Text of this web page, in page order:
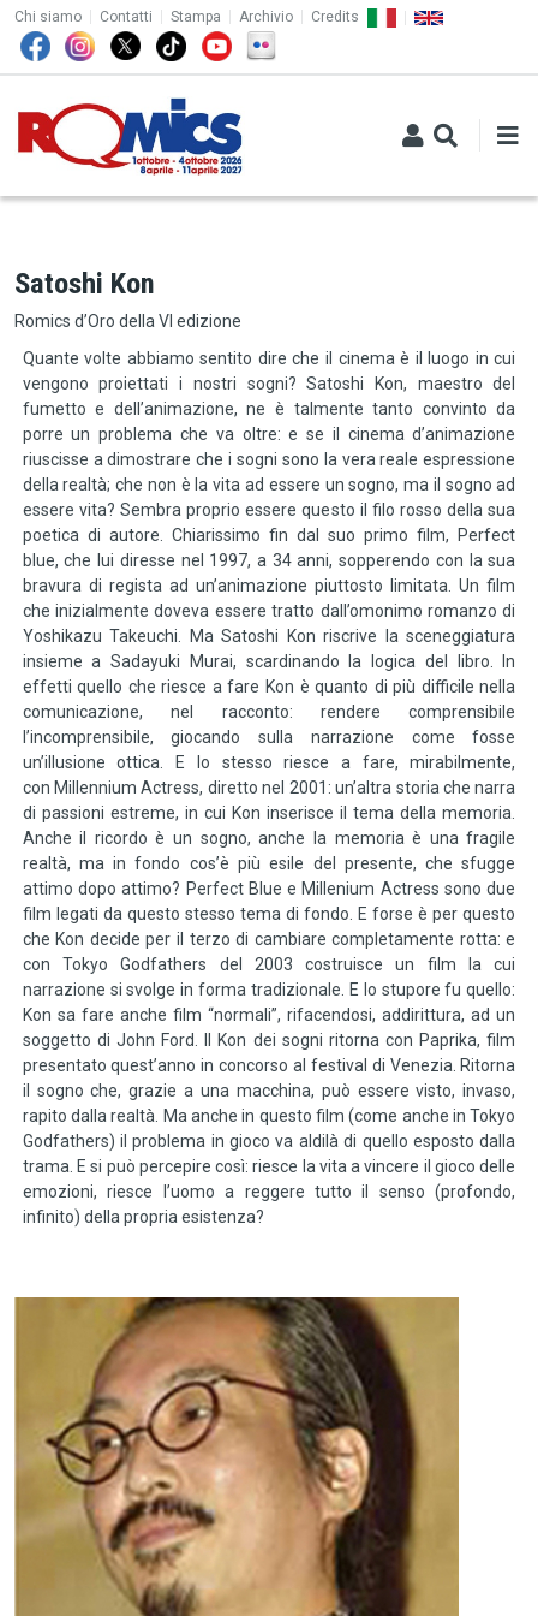
Salta al contenuto principale
TOP MENU
Chi siamo Contatti Stampa Archivio Credits
Satoshi Kon
Romics d’Oro della VI edizione
Quante volte abbiamo sentito dire che il cinema è il luogo in cui
vengono proiettati i nostri sogni? Satoshi Kon, maestro del
fumetto e dell’animazione, ne è talmente tanto convinto da
porre un problema che va oltre: e se il cinema d’animazione
riuscisse a dimostrare che i sogni sono la vera reale espressione
della realtà; che non è la vita ad essere un sogno, ma il sogno ad
essere vita? Sembra proprio essere questo il filo rosso della sua
poetica di autore. Chiarissimo fin dal suo primo film, Perfect
blue, che lui diresse nel 1997, a 34 anni, sopperendo con la sua
bravura di regista ad un’animazione piuttosto limitata. Un film
che inizialmente doveva essere tratto dall’omonimo romanzo di
Yoshikazu Takeuchi. Ma Satoshi Kon riscrive la sceneggiatura
insieme a Sadayuki Murai, scardinando la logica del libro. In
effetti quello che riesce a fare Kon è quanto di più difficile nella
comunicazione, nel racconto: rendere comprensibile
l’incomprensibile, giocando sulla narrazione come fosse
un’illusione ottica. E lo stesso riesce a fare, mirabilmente,
con Millennium Actress, diretto nel 2001: un’altra storia che narra
di passioni estreme, in cui Kon inserisce il tema della memoria.
Anche il ricordo è un sogno, anche la memoria è una fragile
realtà, ma in fondo cos’è più esile del presente, che sfugge
attimo dopo attimo? Perfect Blue e Millenium Actress sono due
film legati da questo stesso tema di fondo. E forse è per questo
che Kon decide per il terzo di cambiare completamente rotta: e
con Tokyo Godfathers del 2003 costruisce un film la cui
narrazione si svolge in forma tradizionale. E lo stupore fu quello:
Kon sa fare anche film “normali”, rifacendosi, addirittura, ad un
soggetto di John Ford. Il Kon dei sogni ritorna con Paprika, film
presentato quest’anno in concorso al festival di Venezia. Ritorna
il sogno che, grazie a una macchina, può essere visto, invaso,
rapito dalla realtà. Ma anche in questo film (come anche in Tokyo
Godfathers) il problema in gioco va aldilà di quello esposto dalla
trama. E si può percepire così: riesce la vita a vincere il gioco delle
emozioni, riesce l’uomo a reggere tutto il senso (profondo,
infinito) della propria esistenza?